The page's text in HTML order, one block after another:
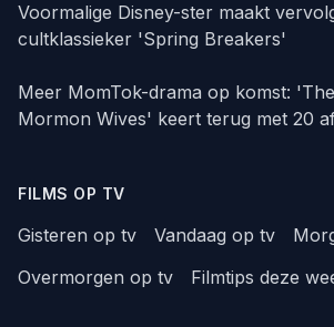
Voormalige Disney-ster maakt
cultklassieker 'Spring Breakers'
Meer MomTok-drama op komst:
Mormon Wives' keert terug met 20
FILMS OP TV
Gisteren op tv Vandaag op tv
Overmorgen op tv
Filmtips deze